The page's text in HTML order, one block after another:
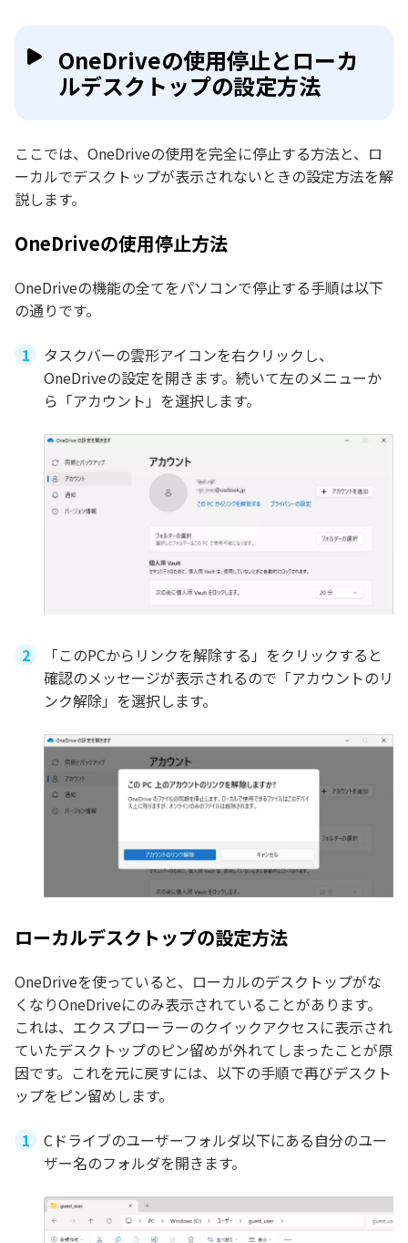
OneDriveの使用停止とローカ
ルデスクトップの設定方法
ここでは、OneDriveの使用を完全に停止する方法と、ロ
ーカルでデスクトップが表示されないときの設定方法を解
説します。
OneDriveの使用停止方法
OneDriveの機能の全てをパソコンで停止する手順は以下
の通りです。
タスクバーの雲形アイコンを右クリックし、
OneDriveの設定を開きます。続いて左のメニューか
ら「アカウント」を選択します。
「このPCからリンクを解除する」をクリックすると
確認のメッセージが表示されるので「アカウントのリ
ンク解除」を選択します。
ローカルデスクトップの設定方法
OneDriveを使っていると、ローカルのデスクトップがな
くなりOneDriveにのみ表示されていることがあります。
これは、エクスプローラーのクイックアクセスに表示され
ていたデスクトップのピン留めが外れてしまったことが原
因です。これを元に戻すには、以下の手順で再びデスクト
ップをピン留めします。
Cドライブのユーザーフォルダ以下にある自分のユー
ザー名のフォルダを開きます。